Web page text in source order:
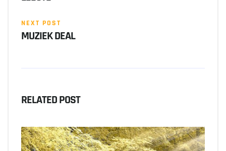
NEXT POST
MUZIEK DEAL
RELATED POST